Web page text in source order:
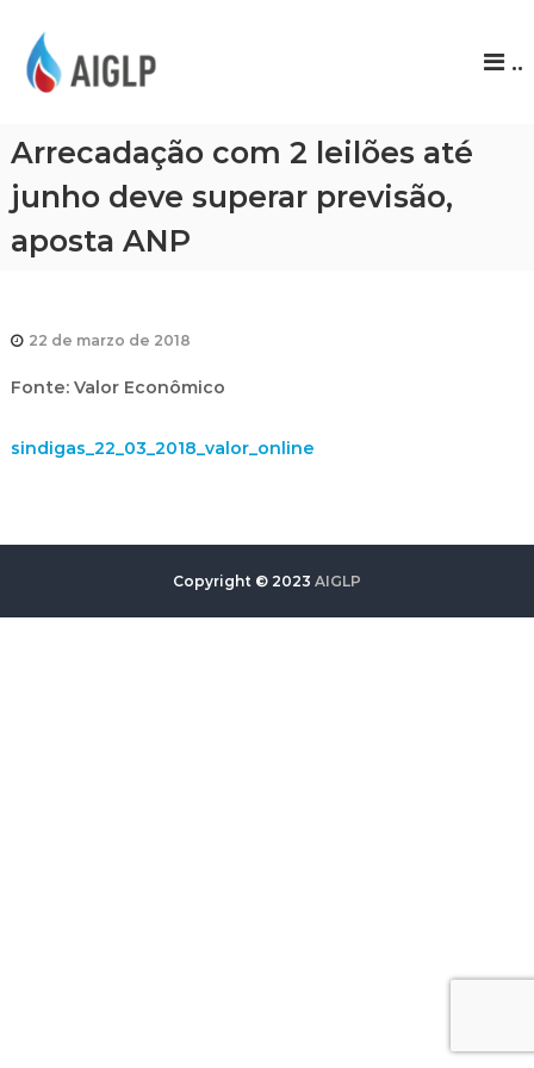
P
..
Arrecadação com 2 leilões até
junho deve superar previsão,
aposta ANP
22 de marzo de 2018
Fonte: Valor Econômico
sindigas_22_03_2018_valor_online
Copyright © 2023 AIGLP